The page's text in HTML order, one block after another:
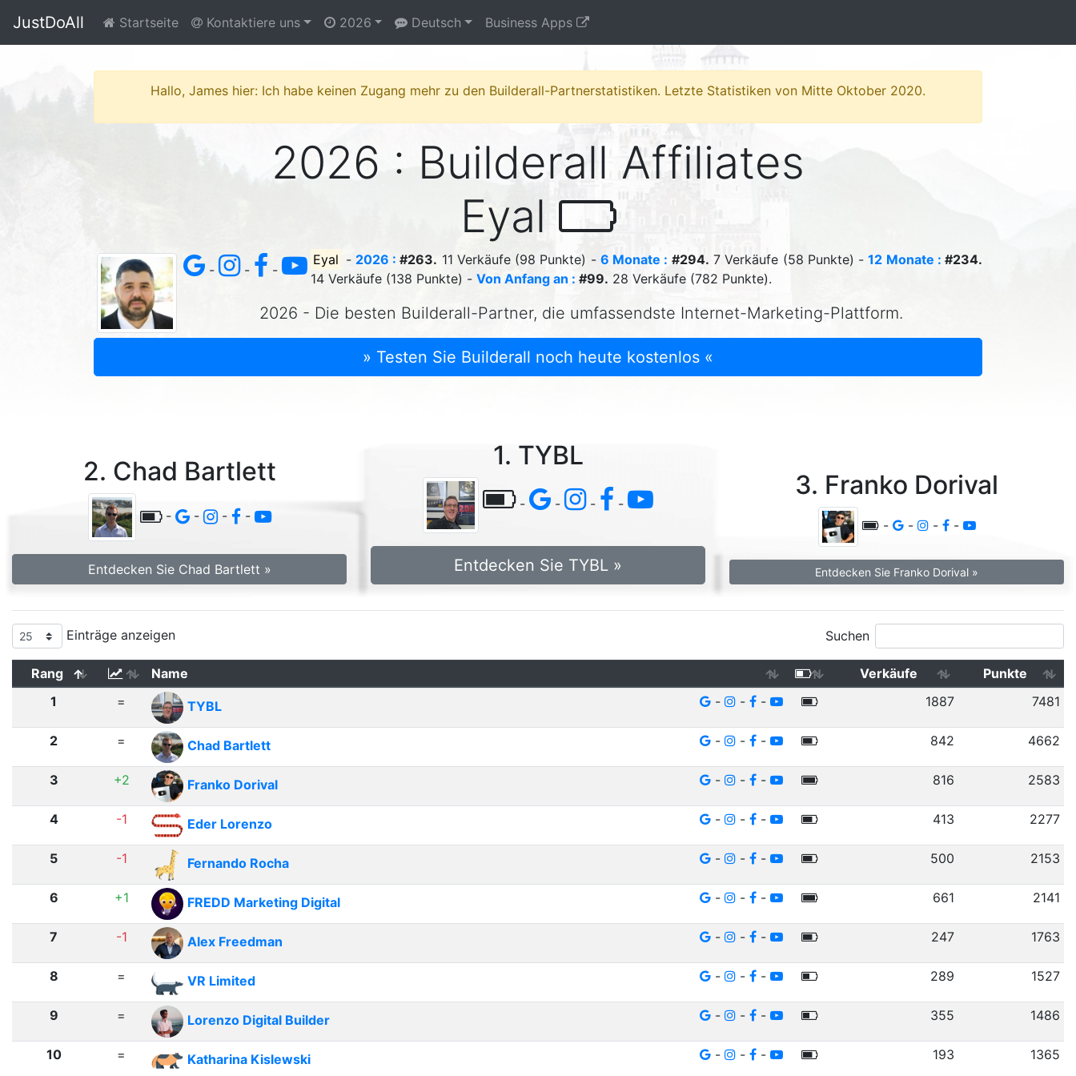
JustDoAll Startseite Kontaktiere uns 2026 Deutsch Business Apps
Hallo, James hier: Ich habe keinen Zugang mehr zu den Builderall-Partnerstatistiken. Letzte Statistiken von Mitte Oktober 2020.
2026 : Builderall Affiliates
Eyal
- - -
Eyal - 2026 : #263. 11 Verkäufe (98 Punkte) - 6 Monate : #294. 7 Verkäufe (58 Punkte) -12 Monate : #234.
14 Verkäufe (138 Punkte) - Von Anfang an : #99. 28 Verkäufe (782 Punkte).
2026 - Die besten Builderall-Partner, die umfassendste Internet-Marketing-Plattform.
» Testen Sie Builderall noch heute kostenlos «
2. Chad Bartlett
- - - -
Entdecken Sie Chad Bartlett »
1. TYBL
- - - -
Entdecken Sie TYBL »
3. Franko Dorival
- - - -
Entdecken Sie Franko Dorival »
Einträge anzeigen Suchen
Rang Name Verkäufe
Punkte
1
= TYBL - - - 1887 7481
2 = Chad Bartlett - - - 842 4662
3 +2 Franko Dorival - - - 816 2583
4 -1 Eder Lorenzo - - - 413 2277
5 -1 Fernando Rocha - - - 500 2153
6 +1 FREDD Marketing Digital - - - 661 2141
7 -1 Alex Freedman - - - 247 1763
8 = VR Limited - - - 289 1527
9 = Lorenzo Digital Builder - - - 355 1486
10 = Katharina Kislewski - - - 193 1365